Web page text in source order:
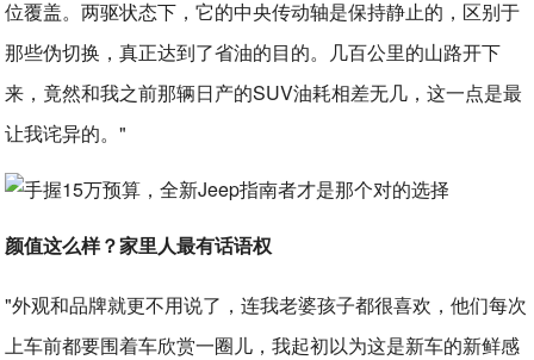
位覆盖。两驱状态下，它的中央传动轴是保持静止的，区别于
那些伪切换，真正达到了省油的目的。几百公里的山路开下
来，竟然和我之前那辆日产的SUV油耗相差无几，这一点是最
让我诧异的。"
颜值这么样？家里人最有话语权
"外观和品牌就更不用说了，连我老婆孩子都很喜欢，他们每次
上车前都要围着车欣赏一圈儿，我起初以为这是新车的新鲜感